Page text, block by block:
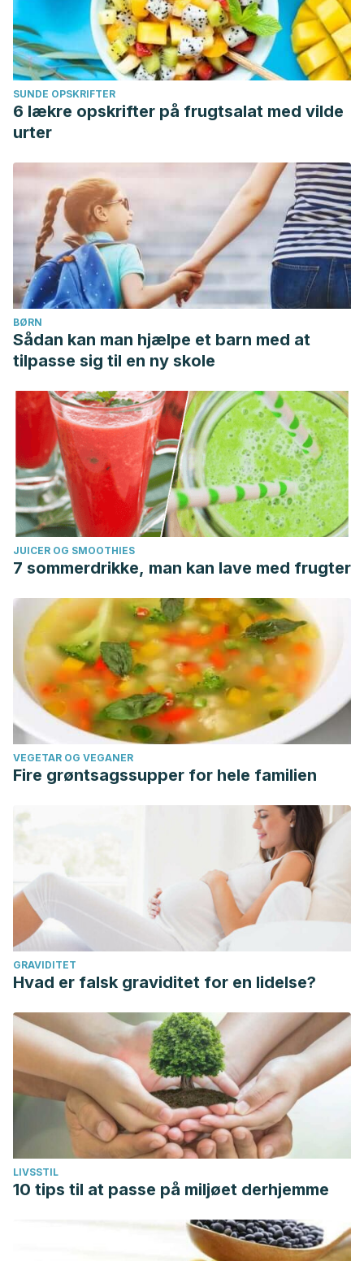
SUNDE OPSKRIFTER
6 lækre opskrifter på frugtsalat med vilde
urter
BØRN
Sådan kan man hjælpe et barn med at
tilpasse sig til en ny skole
JUICER OG SMOOTHIES
7 sommerdrikke, man kan lave med frugter
VEGETAR OG VEGANER
Fire grøntsagssupper for hele familien
GRAVIDITET
Hvad er falsk graviditet for en lidelse?
LIVSSTIL
10 tips til at passe på miljøet derhjemme